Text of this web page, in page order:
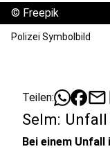
© Freepik
Polizei Symbolbild
Teilen: mail
Selm:
Bei einem Unfall